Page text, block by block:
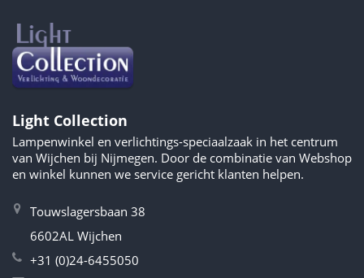
Light Collection
Lampenwinkel en verlichtings-speciaalzaak in het centrum
van Wijchen bij Nijmegen. Door de combinatie van Webshop
en winkel kunnen we service gericht klanten helpen.
Touwslagersbaan 38
6602AL Wijchen
+31 (0)24-6455050